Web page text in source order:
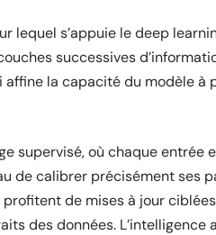
lequel s’appuie le deep
successives
la capacité du modèle
supervisé, où chaque entrée
de calibrer précisément ses
de mises à jour
des données. L’intelligence